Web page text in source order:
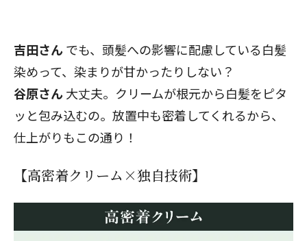
吉田さん でも、頭髪への影響に配慮している白髪
染めって、染まりが甘かったりしない？
谷原さん 大丈夫。クリームが根元から白髪をピタ
ッと包み込むの。放置中も密着してくれるから、
仕上がりもこの通り！
【高密着クリーム×独自技術】
閉じる